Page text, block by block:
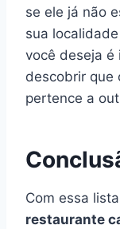
se ele já não
sua
você deseja é
descobrir que
pertence a
Com essa
restaurante